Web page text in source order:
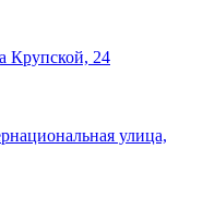
Крупской, 24
улица,